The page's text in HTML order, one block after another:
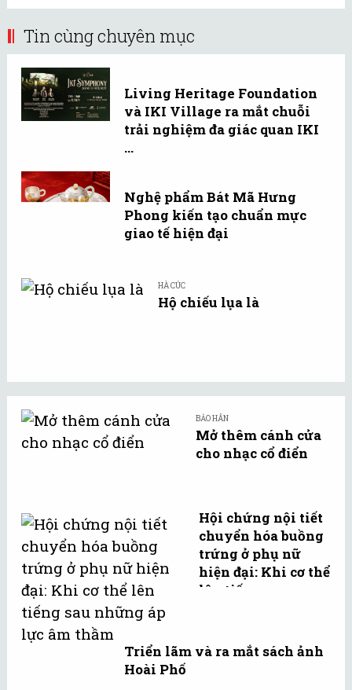
Tin cùng chuyên mục
Living Heritage Foundation
và IKI Village ra mắt chuỗi
trải nghiệm đa giác quan IKI
...
Nghệ phẩm Bát Mã Hưng
Phong kiến tạo chuẩn mực
giao tế hiện đại
HÀ CÚC
Hộ chiếu lụa là
BẢO HÂN
Mở thêm cánh cửa
cho nhạc cổ điển
Hội chứng nội tiết
chuyển hóa buồng
trứng ở phụ nữ
hiện đại: Khi cơ thể
lên tiếng sau
Triển lãm và ra mắt sách ảnh
Hoài Phố